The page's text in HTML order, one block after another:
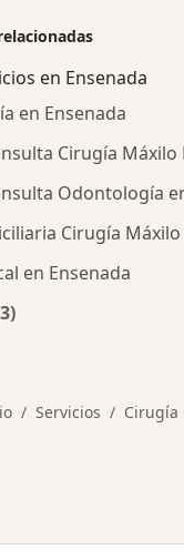
en Ensenada
en Ensenada
Cirugía Máxilo
Odontología
Cirugía Máxilo
en Ensenada
Servicios Cirugía